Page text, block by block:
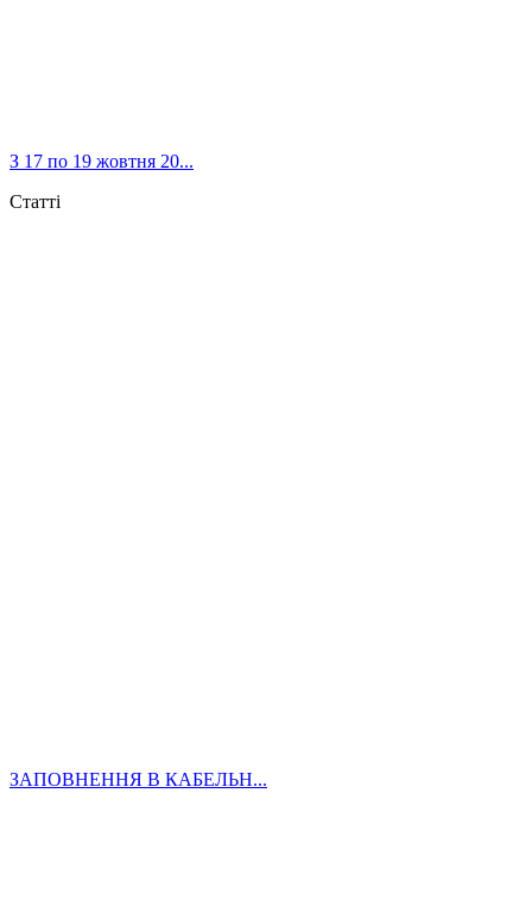
З 17 по 19 жовтня 20...
Статті
ЗАПОВНЕННЯ В КАБЕЛЬН...